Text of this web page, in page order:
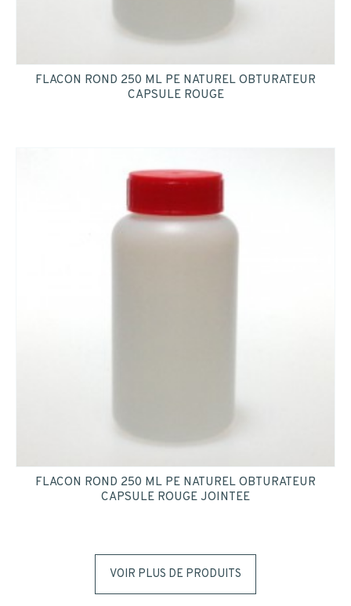
FLACON ROND 250 ML PE NATUREL OBTURATEUR
CAPSULE ROUGE
FLACON ROND 250 ML PE NATUREL OBTURATEUR
CAPSULE ROUGE JOINTEE
VOIR PLUS DE PRODUITS